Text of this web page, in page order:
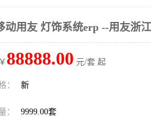
动用友 灯饰系统erp --用友浙
88888.00 元/套 起
： 新
： 9999.00套